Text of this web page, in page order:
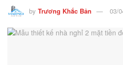
by Trương Khắc Bản 03/